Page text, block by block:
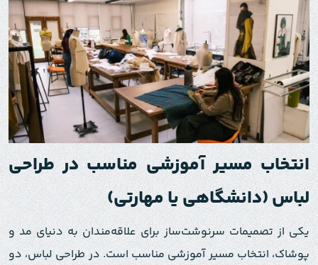
انتخاب مسیر آموزشی مناسب در طراحی
لباس (دانشگاهی یا مهارتی)
یکی از تصمیمات سرنوشت‌ساز برای علاقه‌مندان به دنیای مد و
پوشاک، انتخاب مسیر آموزشی مناسب است. در طراحی لباس، دو